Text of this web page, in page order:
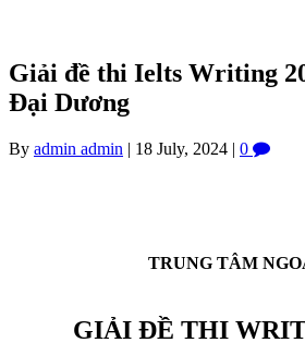
Giải đề thi Ielts Writing
Đại Dương
By admin admin | 18 July, 2024 | 0
TRUNG TÂM
GIẢI ĐỀ THI